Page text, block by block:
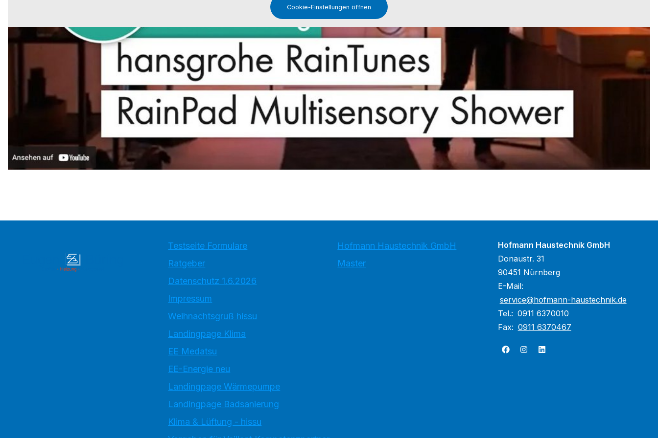
Cookie-Einstellungen öffnen
Testseite Formulare
Ratgeber
Datenschutz 1.6.2026
Impressum
Weihnachtsgruß hissu
Landingpage Klima
EE Medatsu
EE-Energie neu
Landingpage Wärmepumpe
Landingpage Badsanierung
Klima & Lüftung - hissu
Hofmann Haustechnik GmbH
Master
Hofmann Haustechnik GmbH
Donaustr. 31
90451 Nürnberg
E-Mail:
service@hofmann-haustechnik.de
Tel.: 0911 6370010
Fax: 0911 6370467